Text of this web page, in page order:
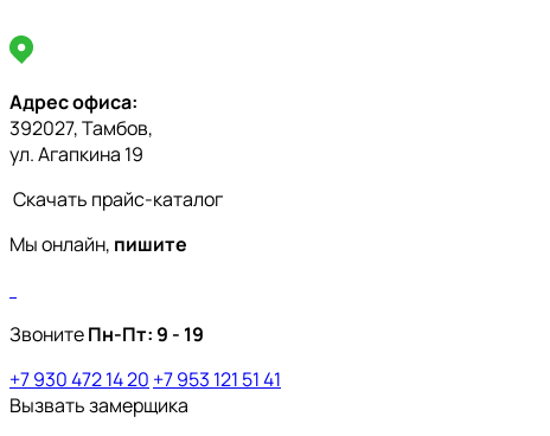
Адрес офиса:
392027, Тамбов,
ул. Агапкина 19
Скачать прайс-каталог
Мы онлайн, пишите
ЗвонитеПн-Пт:9 - 19
+7 930 472 14 20 +7 953 121 51 41
Вызвать замерщика